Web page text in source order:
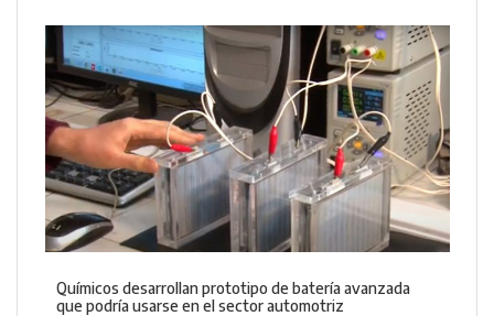
Químicos desarrollan prototipo de batería avanzada
que podría usarse en el sector automotriz